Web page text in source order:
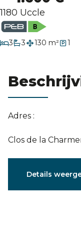
Evaluatie
1180 Uccle
3slaapkamers
3
badkamers
130 m² 1
Adres :
Clos de la
Details